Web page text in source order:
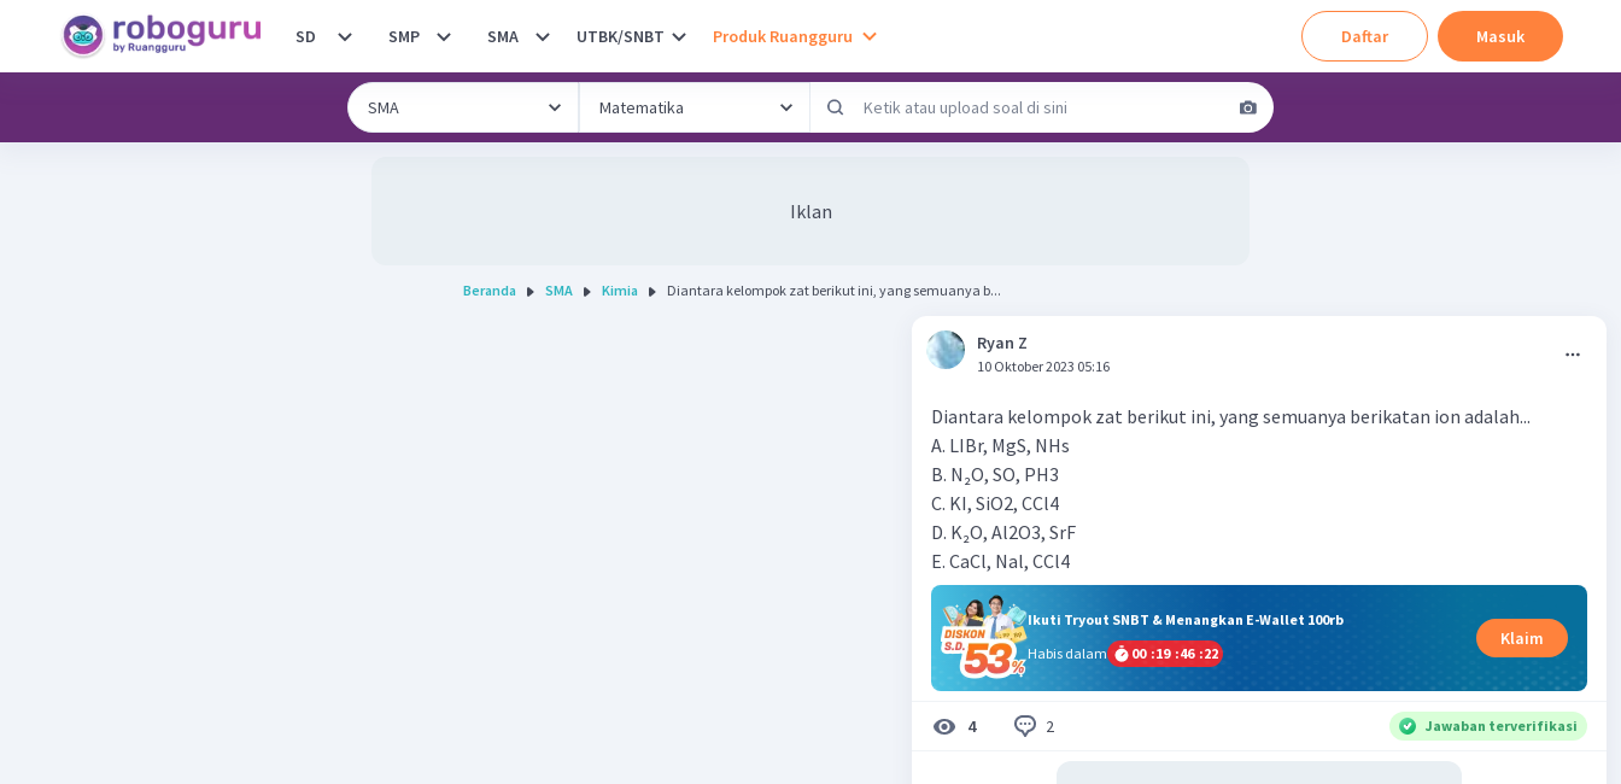
SD SMP SMA UTBK/SNBT Produk Ruangguru Daftar Masuk
Iklan
Beranda SMA Kimia Diantara kelompok zat berikut ini, yang semuanya b...
Ryan Z
10 Oktober 2023 05:16
Diantara kelompok zat berikut ini, yang semuanya berikatan ion adalah...
A. LIBr, MgS, NHs
B. N₂O, SO, PH3
C. KI, SiO2, CCl4
D. K₂O, Al2O3, SrF
E. CaCl, Nal, CCl4
Ikuti Tryout SNBT & Menangkan E-Wallet 100rb
Habis dalam
00 :19 :46 :21
Klaim
4 2 Jawaban terverifikasi